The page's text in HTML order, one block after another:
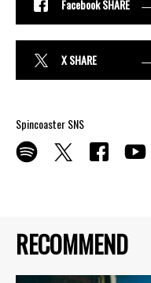
RECOMMEND
Facebook SHARE
X SHARE
Spincoaster SNS